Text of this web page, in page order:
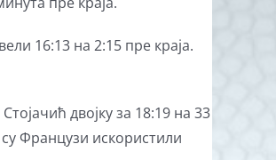
16:13 на 2:15 пре краја.
двојку за 18:19 на 33
Французи искористили